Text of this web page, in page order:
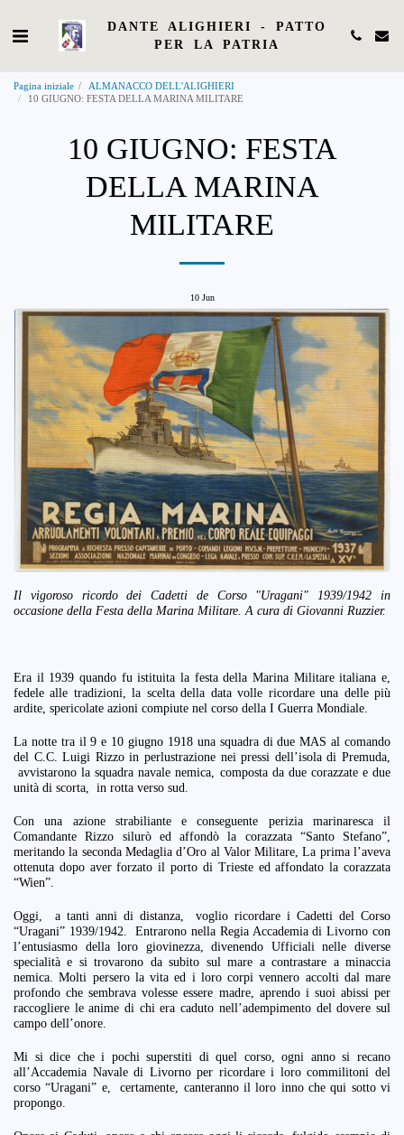
DANTE ALIGHIERI - PATTO
PER LA PATRIA
Pagina iniziale
ALMANACCO DELL'ALIGHIERI
10 GIUGNO: FESTA DELLA MARINA MILITARE
10 GIUGNO: FESTA
DELLA MARINA
MILITARE
10 Jun
Il vigoroso ricordo dei Cadetti de Corso "Uragani" 1939/1942 in
occasione della Festa della Marina Militare. A cura di Giovanni Ruzzier.
Era il 1939 quando fu istituita la festa della Marina Militare italiana e,
fedele alle tradizioni, la scelta della data volle ricordare una delle più
ardite, spericolate azioni compiute nel corso della I Guerra Mondiale.
La notte tra il 9 e 10 giugno 1918 una squadra di due MAS al comando
del C.C. Luigi Rizzo in perlustrazione nei pressi dell’isola di Premuda,
avvistarono la squadra navale nemica, composta da due corazzate e due
unità di scorta, in rotta verso sud.
Con una azione strabiliante e conseguente perizia marinaresca il
Comandante Rizzo silurò ed affondò la corazzata “Santo Stefano”,
meritando la seconda Medaglia d’Oro al Valor Militare, La prima l’aveva
ottenuta dopo aver forzato il porto di Trieste ed affondato la corazzata
“Wien”.
Oggi, a tanti anni di distanza, voglio ricordare i Cadetti del Corso
“Uragani” 1939/1942. Entrarono nella Regia Accademia di Livorno con
l’entusiasmo della loro giovinezza, divenendo Ufficiali nelle diverse
specialità e si trovarono da subito sul mare a contrastare a minaccia
nemica. Molti persero la vita ed i loro corpi vennero accolti dal mare
profondo che sembrava volesse essere madre, aprendo i suoi abissi per
raccogliere le anime di chi era caduto nell’adempimento del dovere sul
campo dell’onore.
Mi si dice che i pochi superstiti di quel corso, ogni anno si recano
all’Accademia Navale di Livorno per ricordare i loro commilitoni del
corso “Uragani” e, certamente, canteranno il loro inno che qui sotto vi
propongo.